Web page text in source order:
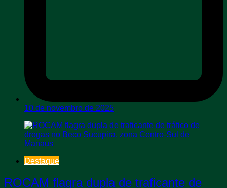
10 de novembro de 2025
Destaque
ROCAM flagra dupla de traficante de